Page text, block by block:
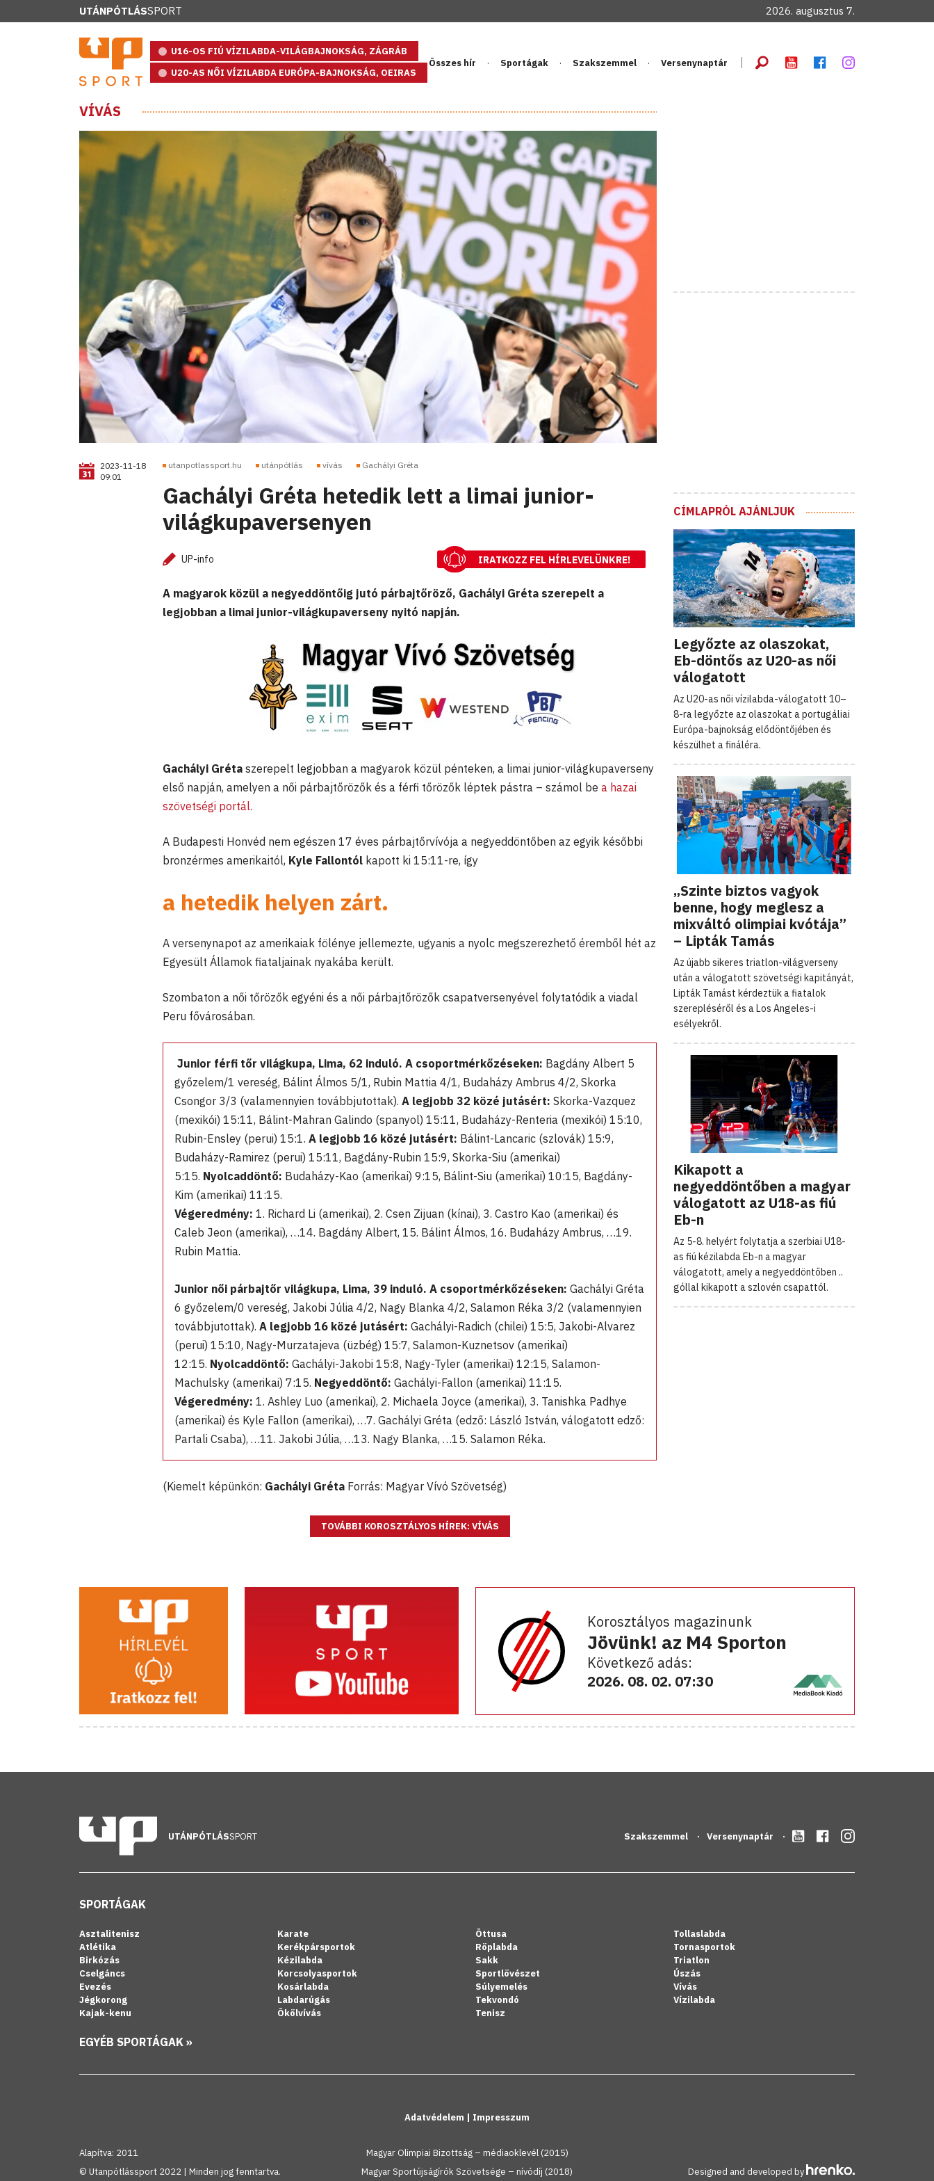
UTÁNPÓTLÁSSPORT 2026. augusztus 7.
U16-OS FIÚ VÍZILABDA-VILÁGBAJNOKSÁG, ZÁGRÁB
U20-AS NŐI VÍZILABDA EURÓPA-BAJNOKSÁG, OEIRAS
Összes hír Sportágak Szakszemmel Versenynaptár
VÍVÁS
2023-11-18
09:01
utanpotlassport.hu utánpótlás vívás Gachályi Gréta
Gachályi Gréta hetedik lett a limai junior-
világkupaversenyen
UP-info IRATKOZZ FEL HÍRLEVELÜNKRE!
A magyarok közül a negyeddöntőig jutó párbajtőröző, Gachályi Gréta szerepelt a
legjobban a limai junior-világkupaverseny nyitó napján.
Gachályi Gréta szerepelt legjobban a magyarok közül pénteken, a limai junior-világkupaverseny
első napján, amelyen a női párbajtőrözők és a férfi tőrözők léptek pástra – számol be a hazai
szövetségi portál.
A Budapesti Honvéd nem egészen 17 éves párbajtőrvívója a negyeddöntőben az egyik későbbi
bronzérmes amerikaitól, Kyle Fallontól kapott ki 15:11-re, így
a hetedik helyen zárt.
A versenynapot az amerikaiak fölénye jellemezte, ugyanis a nyolc megszerezhető éremből hét az
Egyesült Államok fiataljainak nyakába került.
Szombaton a női tőrözők egyéni és a női párbajtőrözők csapatversenyével folytatódik a viadal
Peru fővárosában.
Junior férfi tőr világkupa, Lima, 62 induló. A csoportmérkőzéseken: Bagdány Albert 5
győzelem/1 vereség, Bálint Álmos 5/1, Rubin Mattia 4/1, Budaházy Ambrus 4/2, Skorka
Csongor 3/3 (valamennyien továbbjutottak). A legjobb 32 közé jutásért: Skorka-Vazquez
(mexikói) 15:11, Bálint-Mahran Galindo (spanyol) 15:11, Budaházy-Renteria (mexikói) 15:10,
Rubin-Ensley (perui) 15:1. A legjobb 16 közé jutásért: Bálint-Lancaric (szlovák) 15:9,
Budaházy-Ramirez (perui) 15:11, Bagdány-Rubin 15:9, Skorka-Siu (amerikai)
5:15. Nyolcaddöntő: Budaházy-Kao (amerikai) 9:15, Bálint-Siu (amerikai) 10:15, Bagdány-
Kim (amerikai) 11:15.
Végeredmény: 1. Richard Li (amerikai), 2. Csen Zijuan (kínai), 3. Castro Kao (amerikai) és
Caleb Jeon (amerikai), …14. Bagdány Albert, 15. Bálint Álmos, 16. Budaházy Ambrus, …19.
Rubin Mattia.
Junior női párbajtőr világkupa, Lima, 39 induló. A csoportmérkőzéseken: Gachályi Gréta
6 győzelem/0 vereség, Jakobi Júlia 4/2, Nagy Blanka 4/2, Salamon Réka 3/2 (valamennyien
továbbjutottak). A legjobb 16 közé jutásért: Gachályi-Radich (chilei) 15:5, Jakobi-Alvarez
(perui) 15:10, Nagy-Murzatajeva (üzbég) 15:7, Salamon-Kuznetsov (amerikai)
12:15. Nyolcaddöntő: Gachályi-Jakobi 15:8, Nagy-Tyler (amerikai) 12:15, Salamon-
Machulsky (amerikai) 7:15. Negyeddöntő: Gachályi-Fallon (amerikai) 11:15.
Végeredmény: 1. Ashley Luo (amerikai), 2. Michaela Joyce (amerikai), 3. Tanishka Padhye
(amerikai) és Kyle Fallon (amerikai), …7. Gachályi Gréta (edző: László István, válogatott edző:
Partali Csaba), …11. Jakobi Júlia, …13. Nagy Blanka, …15. Salamon Réka.
(Kiemelt képünkön: Gachályi Gréta Forrás: Magyar Vívó Szövetség)
TOVÁBBI KOROSZTÁLYOS HÍREK: VÍVÁS
CÍMLAPRÓL AJÁNLJUK
Legyőzte az olaszokat,
Eb-döntős az U20-as női
válogatott
Az U20-as női vízilabda-válogatott 10–
8-ra legyőzte az olaszokat a portugáliai
Európa-bajnokság elődöntőjében és
készülhet a fináléra.
„Szinte biztos vagyok
benne, hogy meglesz a
mixváltó olimpiai kvótája”
– Lipták Tamás
Az újabb sikeres triatlon-világverseny
után a válogatott szövetségi kapitányát,
Lipták Tamást kérdeztük a fiatalok
szerepléséről és a Los Angeles-i
esélyekről.
Kikapott a
negyeddöntőben a magyar
válogatott az U18-as fiú
Eb-n
Az 5-8. helyért folytatja a szerbiai U18-
as fiú kézilabda Eb-n a magyar
válogatott, amely a negyeddöntőben ..
góllal kikapott a szlovén csapattól.
Korosztályos magazinunk
Jövünk! az M4 Sporton
Következő adás:
2026. 08. 02. 07:30
UTÁNPÓTLÁSSPORT Szakszemmel Versenynaptár
SPORTÁGAK
Asztalitenisz
Atlétika
Birkózás
Cselgáncs
Evezés
Jégkorong
Kajak-kenu
Karate
Kerékpársportok
Kézilabda
Korcsolyasportok
Kosárlabda
Labdarúgás
Ökölvívás
Öttusa
Röplabda
Sakk
Sportlövészet
Súlyemelés
Tekvondó
Tenisz
Tollaslabda
Tornasportok
Triatlon
Úszás
Vívás
Vízilabda
EGYÉB SPORTÁGAK »
Adatvédelem | Impresszum
Alapítva: 2011
© Utanpótlássport 2022 | Minden jog fenntartva.
Magyar Olimpiai Bizottság – médiaoklevél (2015)
Magyar Sportújságírók Szövetsége – nívódíj (2018)
Designed and developed by